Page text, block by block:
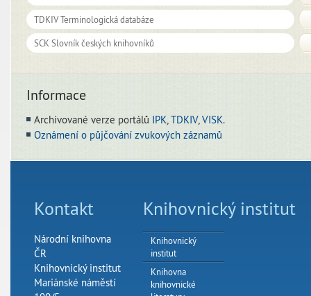
Informace
Archivované verze portálů IPK,TDKIV,VISK.
Oznámení o půjčování zvukových záznamů
Kontakt
Národní knihovna
ČR
Knihovnický institut
Mariánské náměstí
Knihovnický institut
Knihovnický
institut
Knihovna
knihovnické